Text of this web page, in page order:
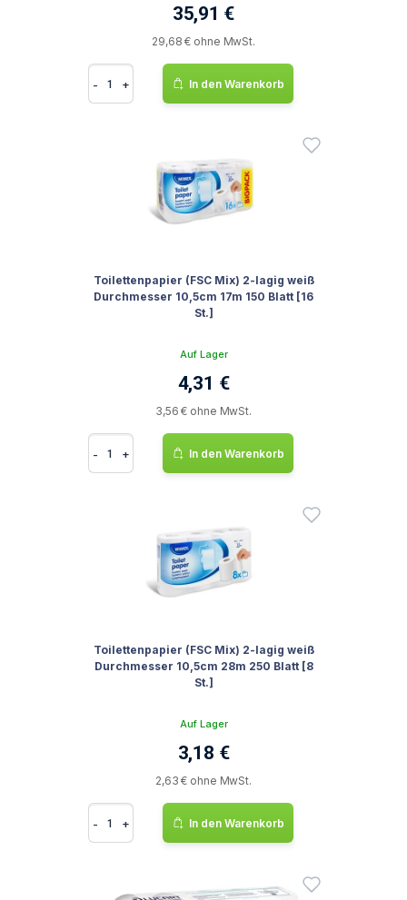
35,91 €
29,68 € ohne MwSt.
- + In den Warenkorb
Toilettenpapier (FSC Mix) 2-lagig weiß
Durchmesser 10,5cm 17m 150 Blatt [16
St.]
Auf Lager
4,31 €
3,56 € ohne MwSt.
- + In den Warenkorb
Toilettenpapier (FSC Mix) 2-lagig weiß
Durchmesser 10,5cm 28m 250 Blatt [8
St.]
Auf Lager
3,18 €
2,63 € ohne MwSt.
- + In den Warenkorb